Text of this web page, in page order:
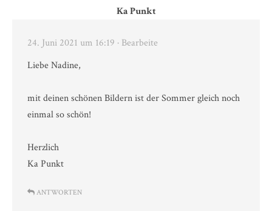
Ka Punkt
24. Juni 2021 um 16:19 · Bearbeite
Liebe Nadine,
mit deinen schönen Bildern ist der Sommer gleich noch
einmal so schön!
Herzlich
Ka Punkt
ANTWORTEN